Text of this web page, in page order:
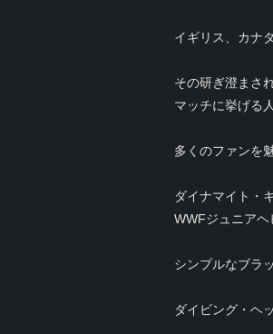
イギリス、カナ
その研ぎ澄まさ
マッチに挙げる
多くのファンを
ダイナマイト・
WWFジュニアヘ
シンプルなブラ
ダイビング・ヘ